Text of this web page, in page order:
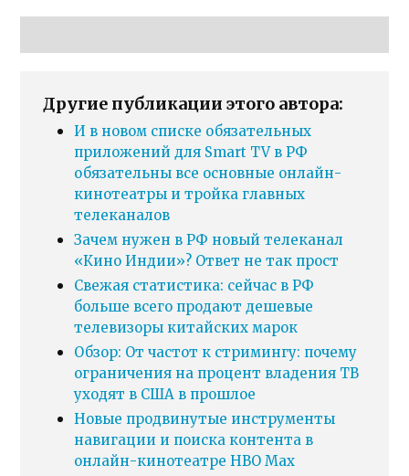
Другие публикации этого автора:
И в новом списке обязательных
приложений для Smart TV в РФ
обязательны все основные онлайн-
кинотеатры и тройка главных
телеканалов
Зачем нужен в РФ новый телеканал
«Кино Индии»? Ответ не так прост
Свежая статистика: сейчас в РФ
больше всего продают дешевые
телевизоры китайских марок
Обзор: От частот к стримингу: почему
ограничения на процент владения ТВ
уходят в США в прошлое
Новые продвинутые инструменты
навигации и поиска контента в
онлайн-кинотеатре HBO Max